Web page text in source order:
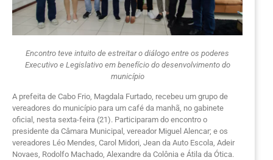
Encontro teve intuito de estreitar o diálogo entre os poderes
Executivo e Legislativo em benefício do desenvolvimento do
município
A prefeita de Cabo Frio, Magdala Furtado, recebeu um grupo de
vereadores do município para um café da manhã, no gabinete
oficial, nesta sexta-feira (21). Participaram do encontro o
presidente da Câmara Municipal, vereador Miguel Alencar; e os
vereadores Léo Mendes, Carol Midori, Jean da Auto Escola, Adeir
Novaes, Rodolfo Machado, Alexandre da Colônia e Átila da Ótica.